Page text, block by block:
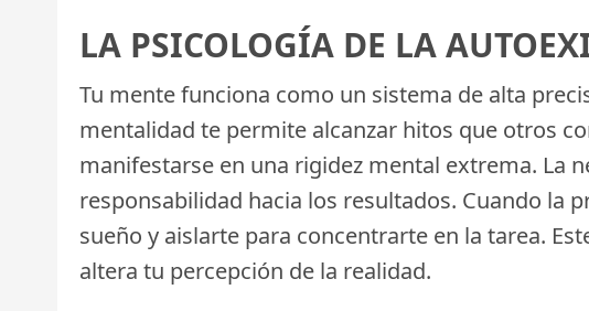
LA PSICOLOGÍA DE LA
Tu mente funciona como un sistema de alta
mentalidad te permite alcanzar hitos que otros
manifestarse en una rigidez mental extrema. La
responsabilidad hacia los resultados. Cuando la
sueño y aislarte para concentrarte en la tarea.
altera tu percepción de la realidad.